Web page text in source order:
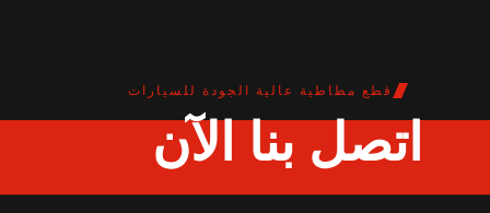
قطع مطاطية عالية الجودة للسيارات
اتصل بنا الآن